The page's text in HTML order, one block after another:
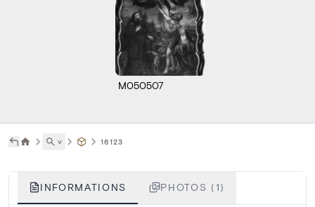
M050507
˅ 16123
INFORMATIONS PHOTOS (1)